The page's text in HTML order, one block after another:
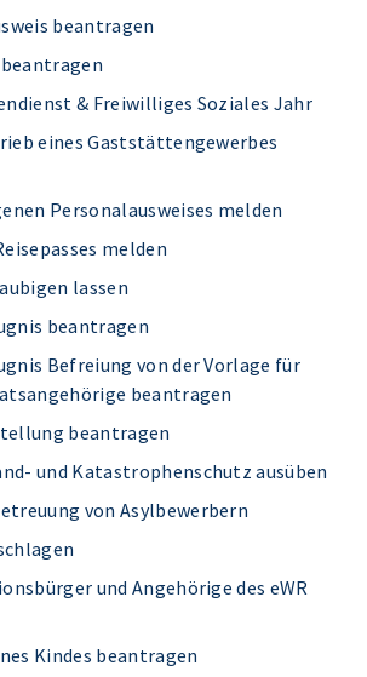
beantragen
& Freiwilliges Soziales Jahr
eines Gaststättengewerbes
Personalausweises melden
melden
lassen
beantragen
Befreiung von der Vorlage für
beantragen
beantragen
und Katastrophenschutz ausüben
von Asylbewerbern
und Angehörige des eWR
Kindes beantragen